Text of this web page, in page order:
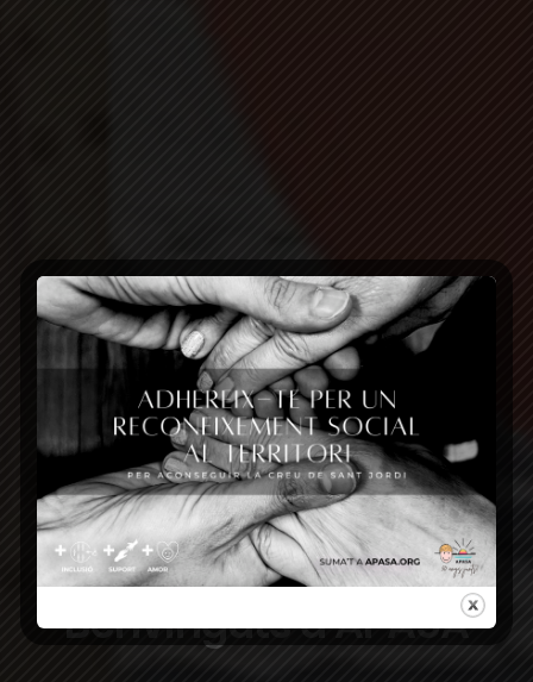
Benvinguts a APASA